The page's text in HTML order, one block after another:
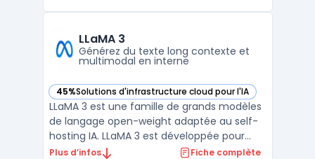
absence ou une instabilité de la couverture
réseau classi ...
LLaMA 3
Générez du texte long contexte et
multimodal en interne
45%Solutions d'infrastructure cloud pour l'IA
— voir LLaMA 3 dans cette catégorie
LLaMA 3 est une famille de grands modèles
de langage open-weight adaptée au self-
hosting IA. LLaMA 3 est développée pour
répondre à des besoins de gestion de
Plus d’infos Fiche complète